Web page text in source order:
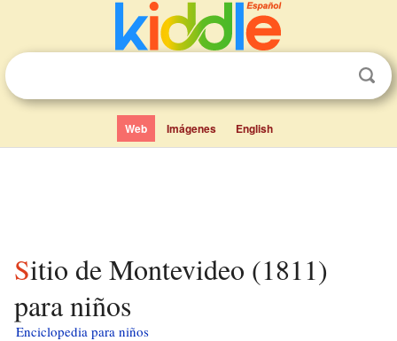
Web Imágenes English
Sitio de Montevideo (1811)
para niños
Enciclopedia para niños